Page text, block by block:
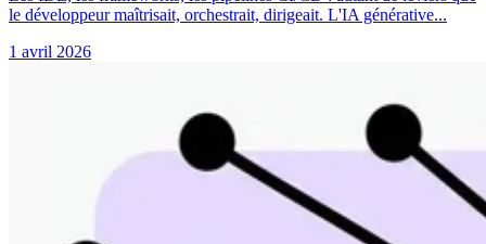
le développeur maîtrisait, orchestrait, dirigeait. L'IA générative...
1 avril 2026